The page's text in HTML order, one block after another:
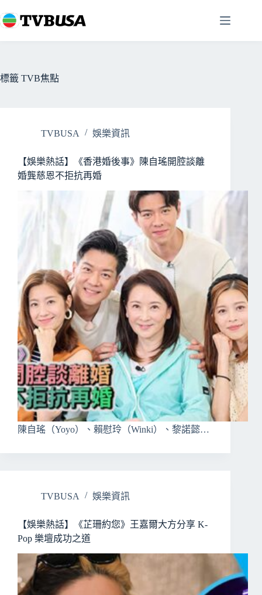
至
容
標籤 TVB焦點
TVBUSA 娛樂資訊
【娛樂熱話】《香港婚後事》陳自瑤開腔談離
婚龔慈恩不拒抗再婚
陳自瑤（Yoyo）、賴慰玲（Winki）、黎諾懿…
TVBUSA 娛樂資訊
【娛樂熱話】《芷珊約您》王嘉爾大方分享 K-
Pop 樂壇成功之道